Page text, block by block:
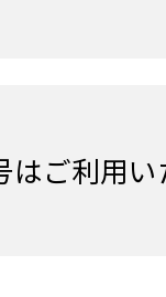
はご利用